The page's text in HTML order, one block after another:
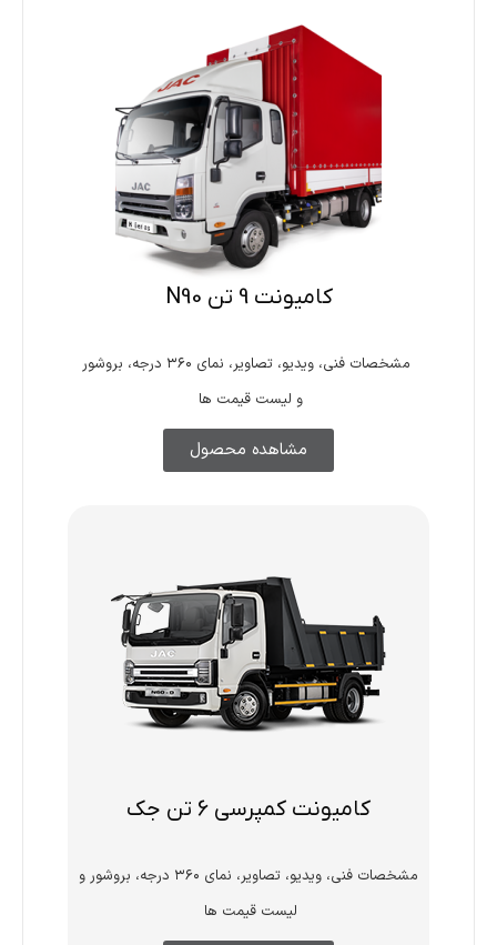
کامیونت 9 تن N90
مشخصات فنی، ویدیو، تصاویر، نمای ۳۶۰ درجه، بروشور
و لیست قیمت ها
مشاهده محصول
کامیونت کمپرسی 6 تن جک
مشخصات فنی، ویدیو، تصاویر، نمای ۳۶۰ درجه، بروشور و
لیست قیمت ها